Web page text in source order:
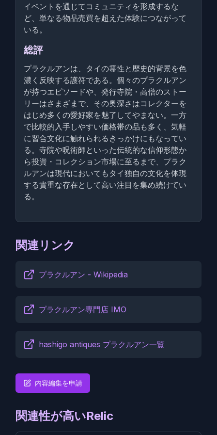
イベントを通じてコミュニティを形成するな
ど、単なる物品売買を超えた体験につながって
いる。
総評
プラクルアンは、タイの霊性と歴史的背景を色
濃く反映する護符である。個々のプラクルアン
が持つエピソードや、発行寺院・高僧のストー
リーはさまざまで、その奥深さはコレクターを
はじめ多くの愛好家を魅了してやまない。一方
で比較的入手しやすい価格帯の品も多く、気軽
に習合文化に触れられるきっかけにもなってい
る。寺院や呪術師といった伝統的な信仰形態か
ら投資・コレクション市場に至るまで、プラク
ルアンは現代においてもタイ独自の文化を体現
する貴重な存在として高い注目を集め続けてい
る。
関連リンク
プラクルアン - Wikipedia
プラクルアン専門店 IMO
hashigo antiques プラクルアン一覧
内容編集を申請
関連性が高いRelic